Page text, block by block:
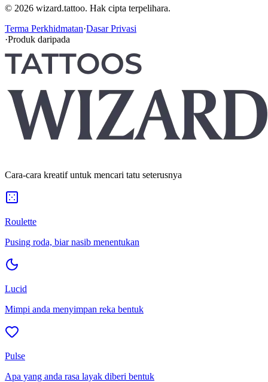
© 2026 wizard.tattoo. Hak cipta terpelihara.
Terma Perkhidmatan·Dasar Privasi
·Produk daripada
Cara-cara kreatif untuk mencari tatu seterusnya
Roulette
Pusing roda, biar nasib menentukan
Lucid
Mimpi anda menyimpan reka bentuk
Pulse
Apa yang anda rasa layak diberi bentuk